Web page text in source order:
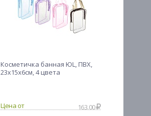
Косметичка банная ЮL, ПВХ,
23x15x6см, 4 цвета
163.00